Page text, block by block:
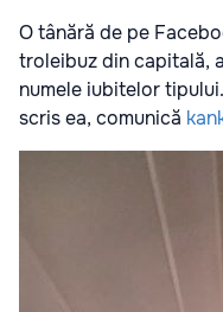
O tânără de pe
troleibuz din capitală,
numele iubitelor
scris ea, comunică